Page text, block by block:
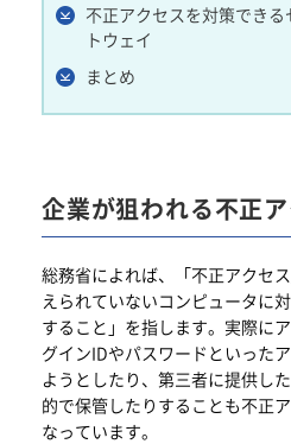
不正アクセスを対策でき
トウェイ
まとめ
企業が狙われる不正
総務省によれば、「不正アクセ
えられていないコンピュータに
すること」を指します。実際に
グインIDやパスワードといった
ようとしたり、第三者に提供し
的で保管したりすることも不正
なっています。